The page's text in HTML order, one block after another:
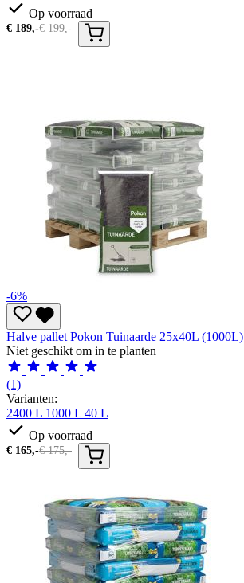
Op voorraad
€ 189,-€199,-
-6%
Halve pallet Pokon Tuinaarde 25x40L (1000L)
Niet geschikt om in te planten
(1)
Varianten:
2400 L 1000 L 40 L
Op voorraad
€ 165,-€175,-